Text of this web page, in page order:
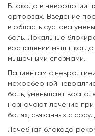
Блокада в неврологии
артрозах. Введение
в область сустава
боль. Локальные
воспалении мышц,
мышечными спазмами.
Пациентам с
межреберной
боль, уменьшает
назначают лечение при
болях, связанных с
Лечебная блокада